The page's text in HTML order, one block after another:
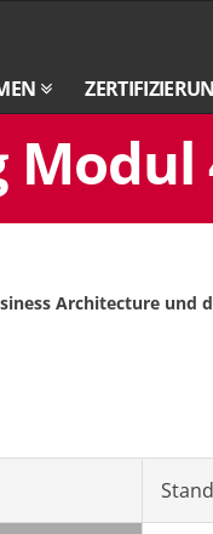
Architecture und